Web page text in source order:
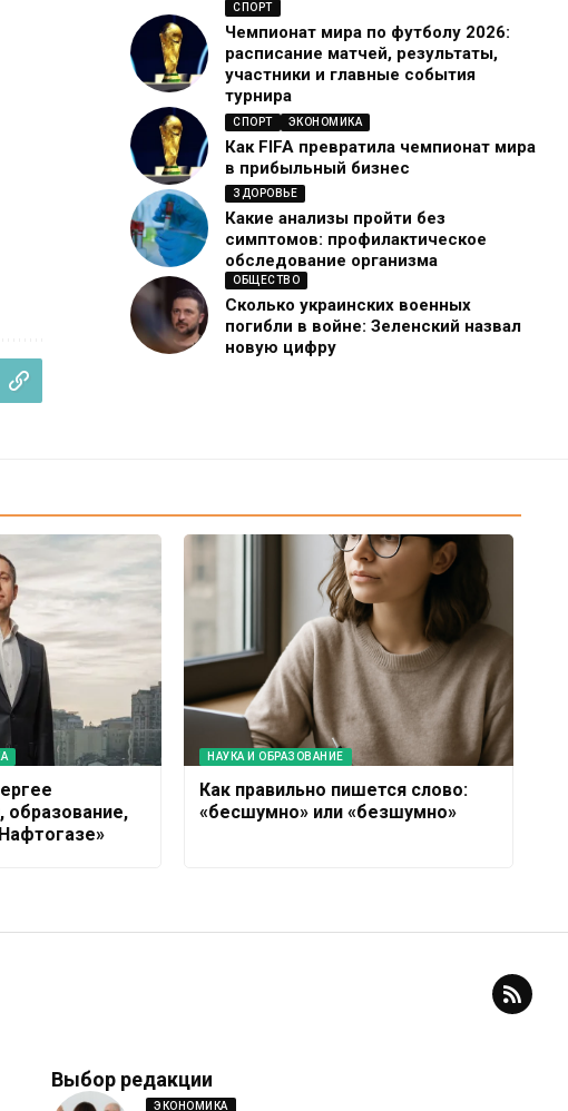
СПОРТ
Чемпионат мира по футболу 2026:
расписание матчей, результаты,
участники и главные события
турнира
СПОРТ ЭКОНОМИКА
Как FIFA превратила чемпионат мира
в прибыльный бизнес
ЗДОРОВЬЕ
Какие анализы пройти без
симптомов: профилактическое
обследование организма
ОБЩЕСТВО
Сколько украинских военных
погибли в войне: Зеленский назвал
новую цифру
образование,
НАУКА И ОБРАЗОВАНИЕ
Как правильно пишется слово:
«бесшумно» или «безшумно»
Выбор редакции
ЭКОНОМИКА